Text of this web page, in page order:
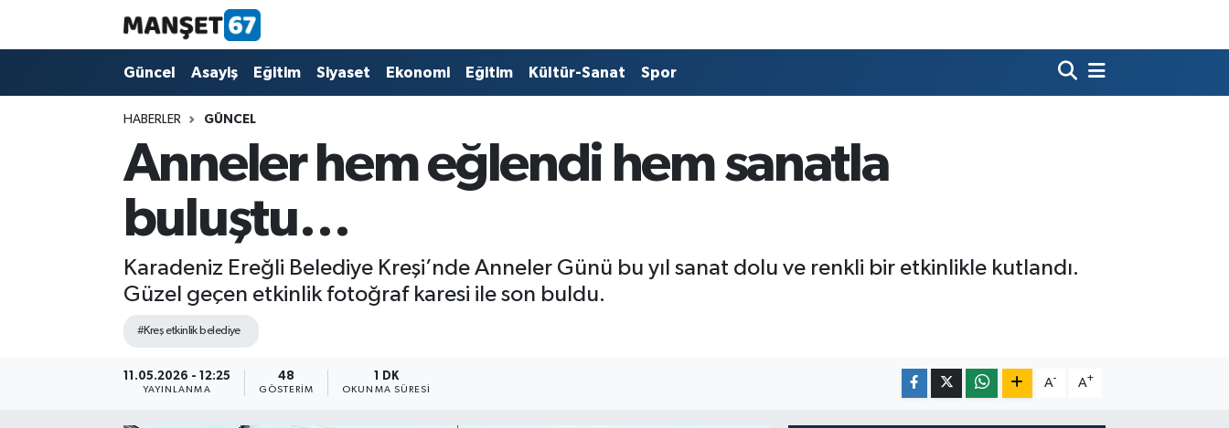
Güncel Asayiş Eğitim Siyaset Ekonomi Eğitim Kültür-Sanat Spor
HABERLER GÜNCEL
Anneler hem eğlendi hem sanatla
buluştu…
Karadeniz Ereğli Belediye Kreşi’nde Anneler Günü bu yıl sanat dolu ve renkli bir etkinlikle kutlandı.
Güzel geçen etkinlik fotoğraf karesi ile son buldu.
#Kreş etkinlik belediye
11.05.2026 - 12:25
YAYINLANMA
48
GÖSTERIM
1 DK
OKUNMA SÜRESI
A- A+